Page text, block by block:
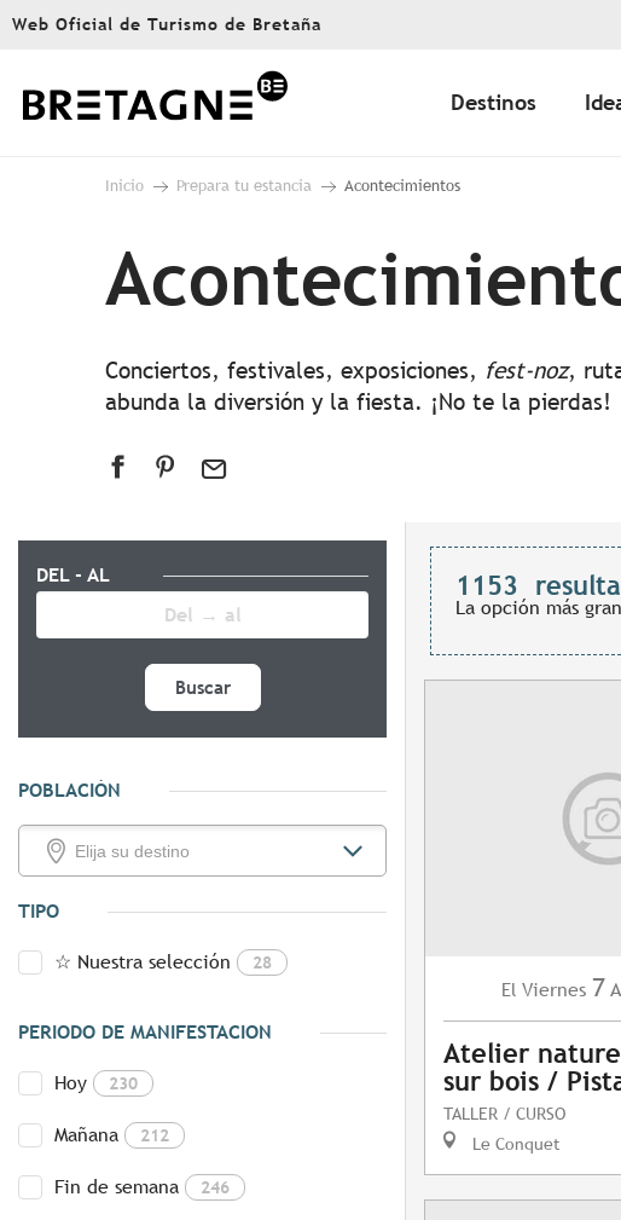
Aller
principal
Web Oficial de Turismo de Bretaña
Destinos
Inicio Prepara tu estancia Acontecimientos
Conciertos, festivales, exposiciones, fest-noz,
abunda la diversión y la fiesta. ¡No te la pierdas!
DEL - AL
Buscar
POBLACIÓN
TIPO
☆ Nuestra selección 28
PERIODO DE MANIFESTACION
Hoy 230
Mañana 212
Fin de semana 246
1153
La opción más
El Viernes 7
Atelier
sur bois /
TALLER / CURSO
Le Conquet